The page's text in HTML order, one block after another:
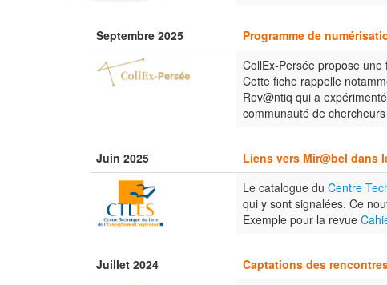
Septembre 2025
Programme de
CollEx-Persée propose
Cette fiche rappelle
Rev@ntiq qui a
communauté de
Juin 2025
Liens vers Mir@bel dans
Le catalogue du Centre
qui y sont signalées. Ce
Exemple pour la revue
Juillet 2024
Captations des